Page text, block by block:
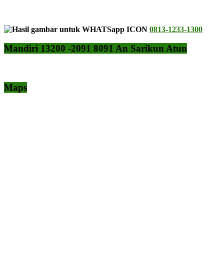
0813-1233-1300
Mandiri 13200 -2091 8091 An Sarikun Atun
Maps